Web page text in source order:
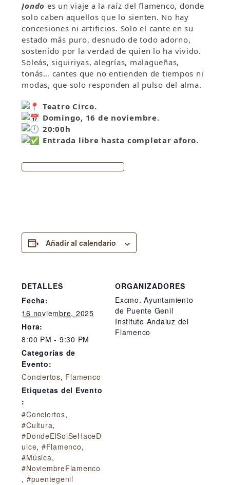
Jondo es un viaje a la raíz del flamenco, donde
solo caben aquellos que lo sienten. No hay
concesiones ni artificios. Solo el cante en su
estado más puro, desnudo de todo adorno,
sostenido por la verdad de quien lo ha vivido.
Soleás, siguiriyas, alegrías, malagueñas,
tonás… cantes que no entienden de tiempos ni
modas, que solo responden al pulso del alma.
Teatro Circo.
Domingo, 16 de noviembre.
20:00h
Entrada libre hasta completar aforo.
Añadir al calendario
DETALLES
Fecha:
16 noviembre, 2025
Hora:
8:00 PM - 9:30 PM
Categorías de
Evento:
Conciertos, Flamenco
Etiquetas del Evento
:
#Conciertos,
#Cultura,
#DondeElSolSeHaceD
ulce, #Flamenco,
#Música,
#NoviembreFlamenco
, #puentegenil
ORGANIZADORES
Excmo. Ayuntamiento
de Puente Genil
Instituto Andaluz del
Flamenco